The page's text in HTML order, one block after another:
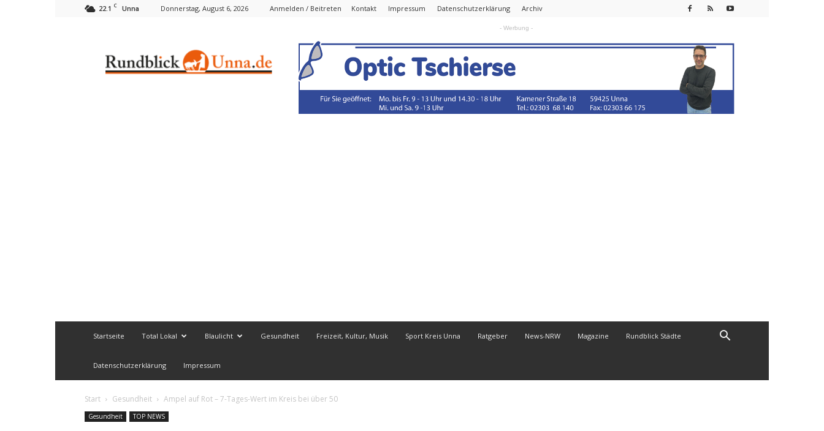
22.1 C Unna Donnerstag, August 6, 2026 Anmelden / Beitreten Kontakt Impressum Datenschutzerklärung Archiv
- Werbung -
Startseite Total Lokal Blaulicht Gesundheit Freizeit, Kultur, Musik Sport Kreis Unna Ratgeber News-NRW Magazine Rundblick Städte
Datenschutzerklärung Impressum
Start Gesundheit Ampel auf Rot – 7-Tages-Wert im Kreis bei über 50
Gesundheit TOP NEWS